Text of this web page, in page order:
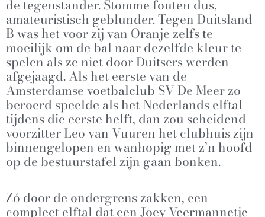
de tegenstander. Stomme fouten dus,
amateuristisch geblunder. Tegen Duitsland
B was het voor zij van Oranje zelfs te
moeilijk om de bal naar dezelfde kleur te
spelen als ze niet door Duitsers werden
afgejaagd. Als het eerste van de
Amsterdamse voetbalclub SV De Meer zo
beroerd speelde als het Nederlands elftal
tijdens die eerste helft, dan zou scheidend
voorzitter Leo van Vuuren het clubhuis zijn
binnengelopen en wanhopig met z’n hoofd
op de bestuurstafel zijn gaan bonken.
Zó door de ondergrens zakken, een
compleet elftal dat een Joey Veermannetje